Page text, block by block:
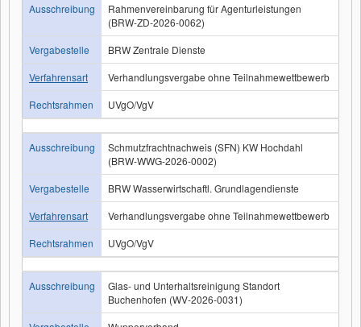
Ausschreibung
Rahmenvereinbarung für Agenturleistungen
(BRW-ZD-2026-0062)
Vergabestelle
BRW Zentrale Dienste
Verfahrensart
Verhandlungsvergabe ohne Teilnahmewettbewerb
Rechtsrahmen
UVgO/VgV
Ausschreibung
Schmutzfrachtnachweis (SFN) KW Hochdahl
(BRW-WWG-2026-0002)
Vergabestelle
BRW Wasserwirtschaftl. Grundlagendienste
Verfahrensart
Verhandlungsvergabe ohne Teilnahmewettbewerb
Rechtsrahmen
UVgO/VgV
Ausschreibung
Glas- und Unterhaltsreinigung Standort
Buchenhofen (WV-2026-0031)